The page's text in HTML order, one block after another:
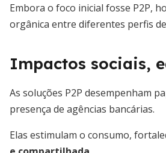
Embora o foco inicial fosse P2P,
orgânica entre diferentes perfis
Impactos sociais,
As soluções P2P desempenham
presença de agências bancárias.
Elas estimulam o consumo,